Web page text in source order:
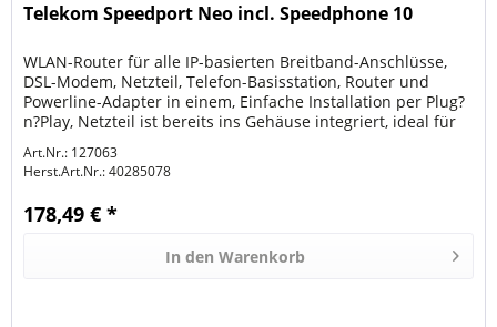
Telekom Speedport Neo incl. Speedphone 10
WLAN-Router für alle IP-basierten Breitband-Anschlüsse,
DSL-Modem, Netzteil, Telefon-Basisstation, Router und
Powerline-Adapter in einem, Einfache Installation per Plug?
n?Play, Netzteil ist bereits ins Gehäuse integriert, ideal für
Art.Nr.: 127063
Herst.Art.Nr.:40285078
178,49 € *
In den Warenkorb